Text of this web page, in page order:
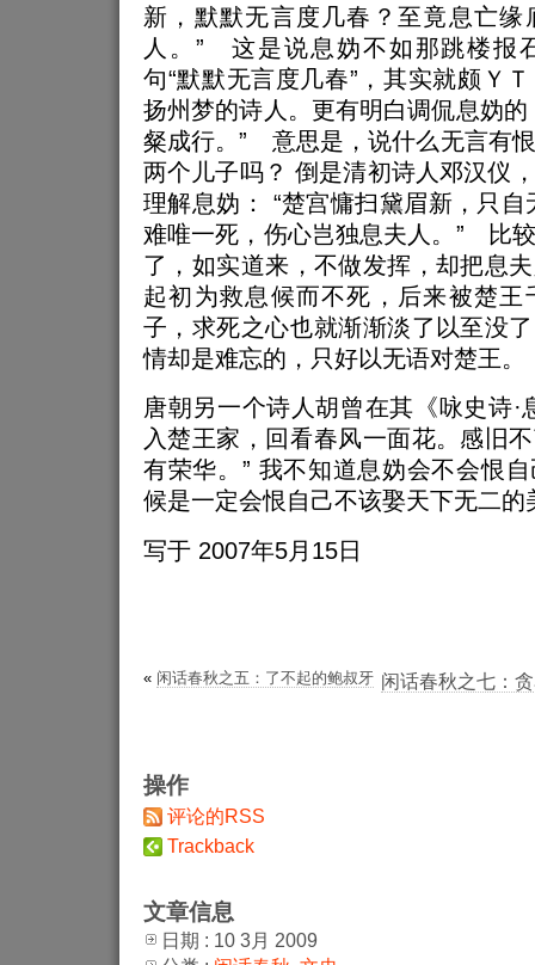
新，默默无言度几春？至竟息亡缘
人。” 这是说息妫不如那跳楼报
句“默默无言度几春”，其实就颇Ｙ
扬州梦的诗人。更有明白调侃息妫的
粲成行。” 意思是，说什么无言有
两个儿子吗？ 倒是清初诗人邓汉仪
理解息妫： “楚宫慵扫黛眉新，只
难唯一死，伤心岂独息夫人。” 比
了，如实道来，不做发挥，却把息
起初为救息候而不死，后来被楚王
子，求死之心也就渐渐淡了以至没
情却是难忘的，只好以无语对楚王。
唐朝另一个诗人胡曾在其《咏史诗·
入楚王家，回看春风一面花。感旧
有荣华。” 我不知道息妫会不会恨
候是一定会恨自己不该娶天下无二的
写于 2007年5月15日
« 闲话春秋之五：了不起的鲍叔牙 闲话春秋之七：
操作
评论的RSS
Trackback
文章信息
日期 : 10 3月 2009